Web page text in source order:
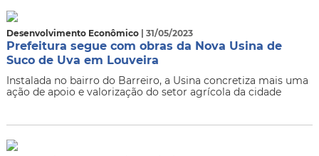
Desenvolvimento Econômico | 31/05/2023
Prefeitura segue com obras da Nova Usina de
Suco de Uva em Louveira
Instalada no bairro do Barreiro, a Usina concretiza mais uma
ação de apoio e valorização do setor agrícola da cidade